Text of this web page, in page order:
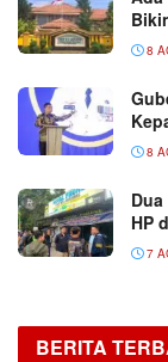
8
8
HP
7
BERITA